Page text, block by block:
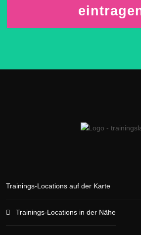
Trainings-Locations auf der Karte
Trainings-Locations in der Nähe